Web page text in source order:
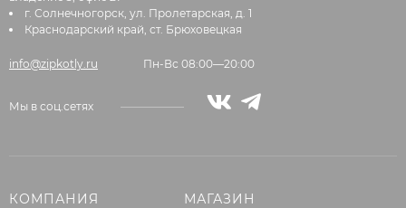
г. Солнечногорск, ул. Пролетарская, д. 1
Краснодарский край, ст. Брюховецкая
info@zipkotly.ru Пн-Вс 08:00—20:00
Мы в соц.сетях
КОМПАНИЯ МАГАЗИН